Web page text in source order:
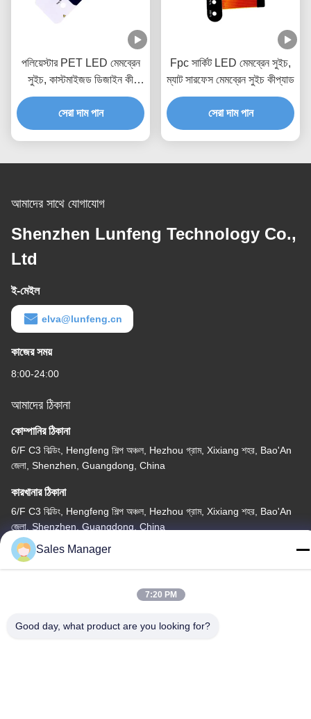
পলিয়েস্টার PET LED মেমব্রেন
সুইচ, কাস্টমাইজড ডিজাইন কী
মেমব্রেন সুইচ
সেরা দাম পান
Fpc সার্কিট LED মেমব্রেন সুইচ,
ম্যাট সারফেস মেমব্রেন সুইচ কীপ্যাড
সেরা দাম পান
আমাদের সাথে যোগাযোগ
Shenzhen Lunfeng Technology Co.,
Ltd
ই-মেইল
elva@lunfeng.cn
কাজের সময়
8:00-24:00
আমাদের ঠিকানা
কোম্পানির ঠিকানা
6/F C3 বিল্ডিং, Hengfeng শিল্প অঞ্চল, Hezhou গ্রাম, Xixiang শহর, Bao'An
জেলা, Shenzhen, Guangdong, China
কারখানার ঠিকানা
6/F C3 বিল্ডিং, Hengfeng শিল্প অঞ্চল, Hezhou গ্রাম, Xixiang শহর, Bao'An
জেলা, Shenzhen, Guangdong, China
টেলিফোন
86--13662697476
Sales Manager
7:20 PM
Good day, what product are you looking for?